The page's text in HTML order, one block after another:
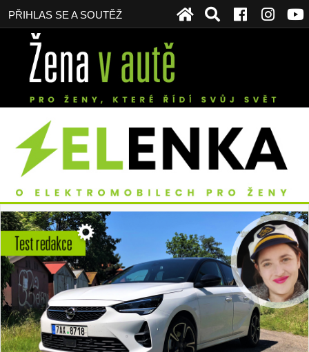
PŘIHLAS SE A SOUTĚŽ